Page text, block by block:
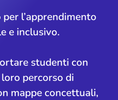
l’apprendimento
e inclusivo.
studenti con
percorso di
mappe concettuali,